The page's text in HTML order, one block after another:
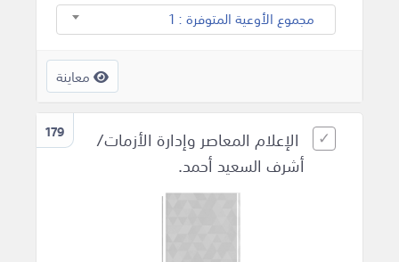
مجموع الأوعية المتوفرة : 1
معاينة
179
الإعلام المعاصر وإدارة الأزمات/
أشرف السعيد أحمد.